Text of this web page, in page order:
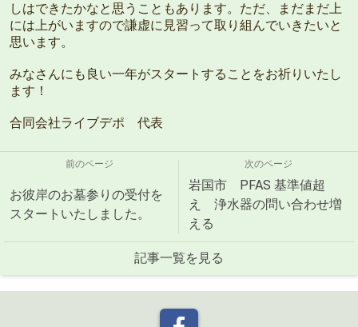
しはできたかなと思うこともあります。ただ、まだまだ上
には上がいますので謙虚に見習って取り組んでいきたいと
思います。
みなさんにも良い一年がスタートすることをお祈りいたし
ます！
合同会社ライブデポ 代表
前のページ
お彼岸のお墓参りの受付を
スタートいたしました。
次のページ
岩国市 PFAS 基準値超
え 浄水器の問い合わせ増
える
記事一覧を見る